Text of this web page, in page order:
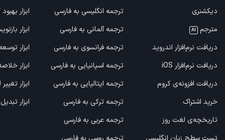
دیکشنری
مترجم
AI
دریافت نرم‌افزار اندروید
دریافت نرم‌افزار iOS
دریافت افزونه‌ی کروم
خرید اشتراک
تاریخچه‌ی لغت روز
ترجمه انگلیسی به فارسی
ترجمه آلمانی به فارسی
ترجمه فرانسوی به فارسی
ترجمه اسپانیایی به فارسی
ترجمه ایتالیایی به فارسی
ترجمه ترکی به فارسی
ترجمه عربی به فارسی
ابزار بهبود
ابزار
ابزار توسعه
ابزار
ابزار
ابزار